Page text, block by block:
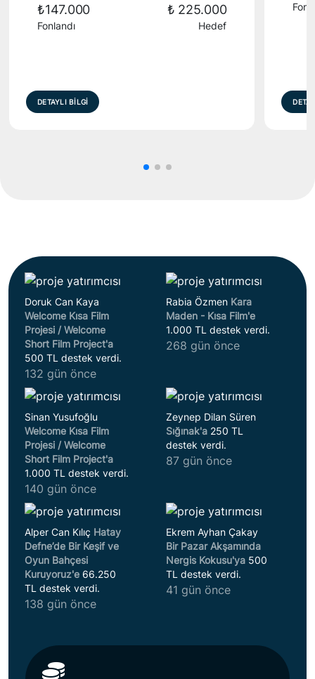
₺147.000
Fonlandı
₺ 225.000
Hedef
DETAYLI BİLGİ
Doruk Can Kaya
Welcome Kısa Film
Projesi / Welcome
Short Film Project'a
500 TL destek verdi.
132 gün önce
Rabia Özmen Kara
Maden - Kısa Film'e
1.000 TL destek verdi.
268 gün önce
Sinan Yusufoğlu
Welcome Kısa Film
Projesi / Welcome
Short Film Project'a
1.000 TL destek verdi.
140 gün önce
Zeynep Dilan Süren
Sığınak'a 250 TL
destek verdi.
87 gün önce
Alper Can Kılıç Hatay
Defne’de Bir Keşif ve
Oyun Bahçesi
Kuruyoruz'e 66.250
TL destek verdi.
138 gün önce
Ekrem Ayhan Çakay
Bir Pazar Akşamında
Nergis Kokusu'ya 500
TL destek verdi.
41 gün önce